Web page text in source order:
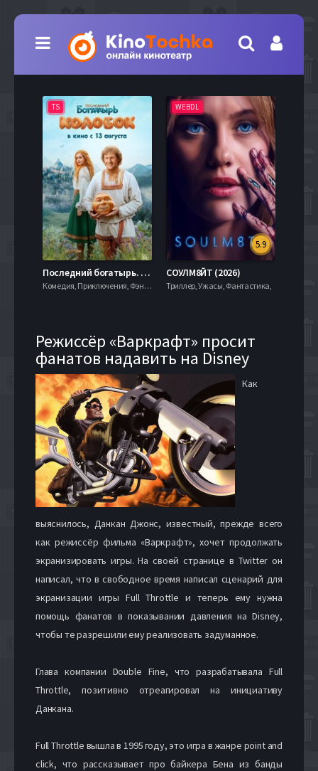
TS
Последний богатырь. Колобок (2026)
Комедия, Приключения, Фэнтези,
WEBDL
5.9
СОУЛМ8ЙТ (2026)
Триллер, Ужасы, Фантастика,
Режиссёр «Варкрафт» просит
фанатов надавить на Disney
Как
выяснилось, Данкан Джонс, известный, прежде всего
как режиссёр фильма «Варкрафт», хочет продолжать
экранизировать игры. На своей странице в Twitter он
написал, что в свободное время написал сценарий для
экранизации игры Full Throttle и теперь ему нужна
помощь фанатов в показывании давления на Disney,
чтобы те разрешили ему реализовать задуманное.
Глава компании Double Fine, что разрабатывала Full
Throttle, позитивно отреагировал на инициативу
Данкана.
Full Throttle вышла в 1995 году, это игра в жанре point and
click, что рассказывает про байкера Бена из банды